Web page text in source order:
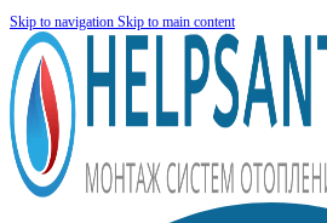
Skip to navigation Skip to main content